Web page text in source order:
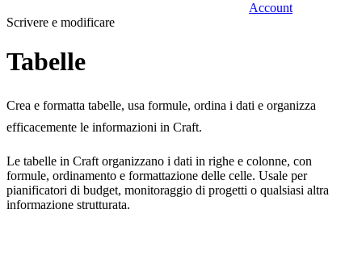
Account
Scrivere e modificare
Tabelle
Crea e formatta tabelle, usa formule, ordina i dati e organizza
efficacemente le informazioni in Craft.
Le tabelle in Craft organizzano i dati in righe e colonne, con
formule, ordinamento e formattazione delle celle. Usale per
pianificatori di budget, monitoraggio di progetti o qualsiasi altra
informazione strutturata.